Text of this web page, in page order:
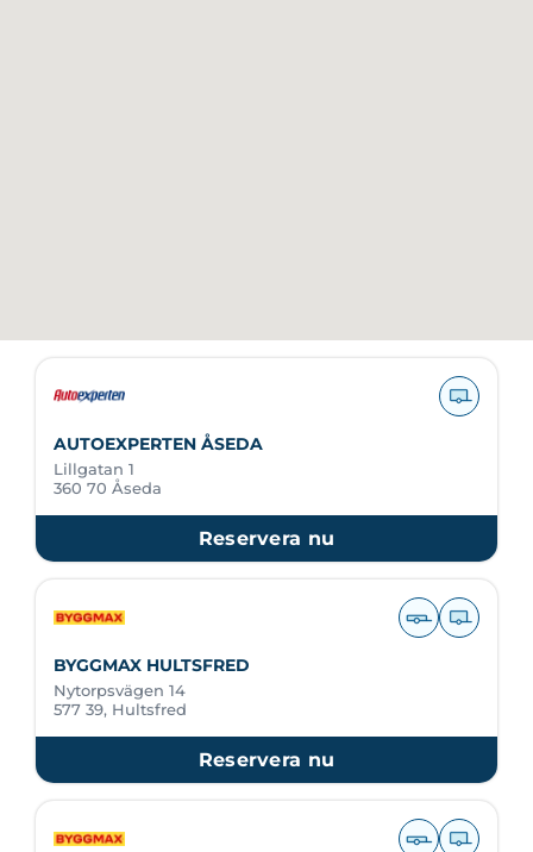
AUTOEXPERTEN ÅSEDA
Lillgatan 1
360 70 Åseda
Reservera nu
BYGGMAX HULTSFRED
Nytorpsvägen 14
577 39, Hultsfred
Reservera nu